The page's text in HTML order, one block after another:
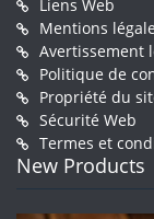
Liens Web
Mentions
Avertissement
Politique de
Propriété du
Sécurité Web
Termes et
New Products